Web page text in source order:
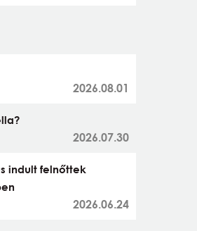
2026.08.01
2026.07.30
indult felnőttek
2026.06.24